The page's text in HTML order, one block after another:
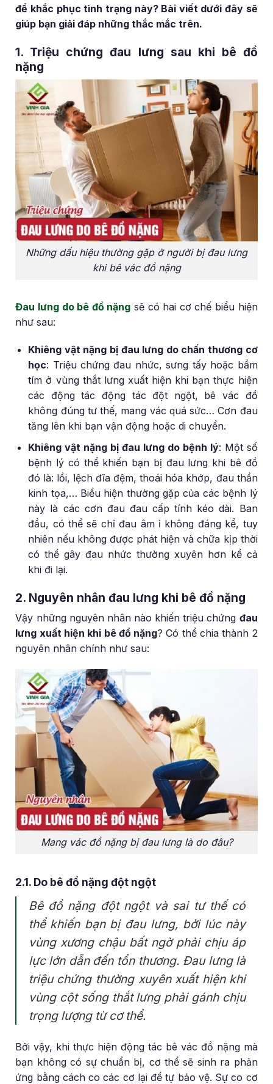
để khắc phục tình trạng này? Bài viết dưới đây sẽ
giúp bạn giải đáp những thắc mắc trên.
1. Triệu chứng đau lưng sau khi bê đồ
nặng
Những dấu hiệu thường gặp ở người bị đau lưng
khi bê vác đồ nặng
Đau lưng do bê đồ nặng sẽ có hai cơ chế biểu hiện
như sau:
Khiêng vật nặng bị đau lưng do chấn thương cơ
học: Triệu chứng đau nhức, sưng tấy hoặc bầm
tím ở vùng thắt lưng xuất hiện khi bạn thực hiện
các động tác động tác đột ngột, bê vác đồ
không đúng tư thế, mang vác quá sức… Cơn đau
tăng lên khi bạn vận động hoặc di chuyển.
Khiêng vật nặng bị đau lưng do bệnh lý: Một số
bệnh lý có thể khiến bạn bị đau lưng khi bê đồ
đó là: lồi, lệch đĩa đệm, thoái hóa khớp, đau thần
kinh tọa,… Biểu hiện thường gặp của các bệnh lý
này là các cơn đau đau cấp tính kéo dài. Ban
đầu, có thể sẽ chỉ đau âm ỉ không đáng kể, tuy
nhiên nếu không được phát hiện và chữa kịp thời
có thể gây đau nhức thường xuyên hơn kể cả
khi đi lại.
2. Nguyên nhân đau lưng khi bê đồ nặng
Vậy những nguyên nhân nào khiến triệu chứng đau
lưng xuất hiện khi bê đồ nặng? Có thể chia thành 2
nguyên nhân chính như sau:
Mang vác đồ nặng bị đau lưng là do đâu?
2.1. Do bê đồ nặng đột ngột
Bê đồ nặng đột ngột và sai tư thế có
thể khiến bạn bị đau lưng, bởi lúc này
vùng xương chậu bất ngờ phải chịu áp
lực lớn dẫn đến tổn thương. Đau lưng là
triệu chứng thường xuyên xuất hiện khi
vùng cột sống thắt lưng phải gánh chịu
trọng lượng từ cơ thể.
Bởi vậy, khi thực hiện động tác bê vác đồ nặng mà
bạn không có sự chuẩn bị, cơ thể sẽ sinh ra phản
ứng bằng cách co các cơ lại để tự bảo vệ. Sự co cơ